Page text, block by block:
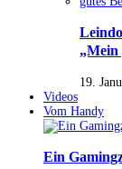
„Mein
19.
Videos
Vom Handy
Ein